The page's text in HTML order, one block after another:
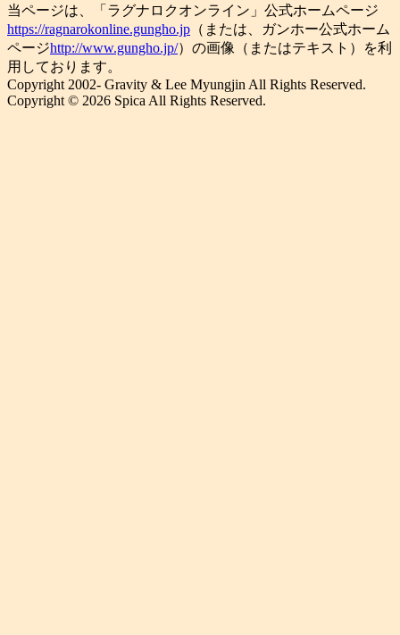
当ページは、「ラグナロクオンライン」公式ホームページ
https://ragnarokonline.gungho.jp （または、ガンホー公式ホーム
ページhttp://www.gungho.jp/）の画像（またはテキスト）を利
用しております。
Copyright 2002- Gravity & Lee Myungjin All Rights Reserved.
Copyright © 2026 Spica All Rights Reserved.